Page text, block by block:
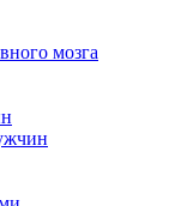
мозга